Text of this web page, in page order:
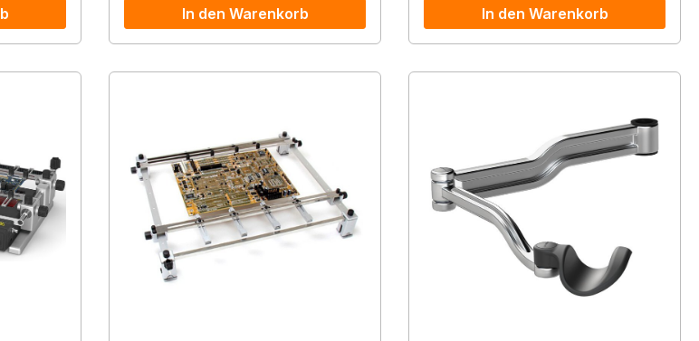
In den Warenkorb In den Warenkorb